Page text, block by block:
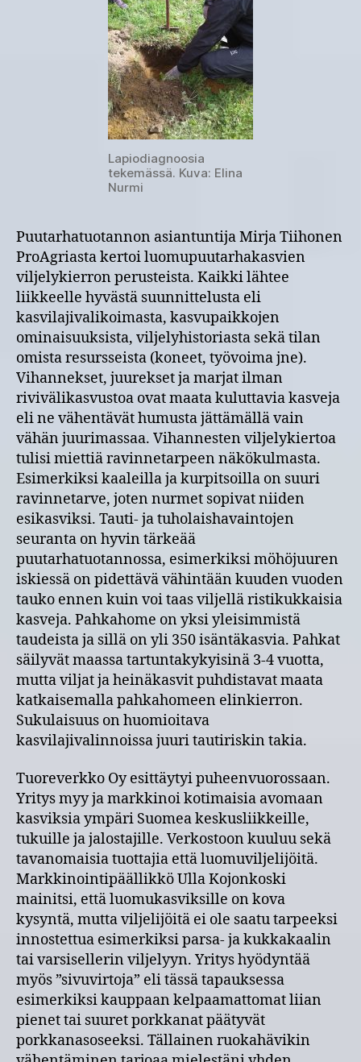
Lapiodiagnoosia
tekemässä. Kuva: Elina
Nurmi
Puutarhatuotannon asiantuntija Mirja Tiihonen
ProAgriasta kertoi luomupuutarhakasvien
viljelykierron perusteista. Kaikki lähtee
liikkeelle hyvästä suunnittelusta eli
kasvilajivalikoimasta, kasvupaikkojen
ominaisuuksista, viljelyhistoriasta sekä tilan
omista resursseista (koneet, työvoima jne).
Vihannekset, juurekset ja marjat ilman
rivivälikasvustoa ovat maata kuluttavia kasveja
eli ne vähentävät humusta jättämällä vain
vähän juurimassaa. Vihannesten viljelykiertoa
tulisi miettiä ravinnetarpeen näkökulmasta.
Esimerkiksi kaaleilla ja kurpitsoilla on suuri
ravinnetarve, joten nurmet sopivat niiden
esikasviksi. Tauti- ja tuholaishavaintojen
seuranta on hyvin tärkeää
puutarhatuotannossa, esimerkiksi möhöjuuren
iskiessä on pidettävä vähintään kuuden vuoden
tauko ennen kuin voi taas viljellä ristikukkaisia
kasveja. Pahkahome on yksi yleisimmistä
taudeista ja sillä on yli 350 isäntäkasvia. Pahkat
säilyvät maassa tartuntakykyisinä 3-4 vuotta,
mutta viljat ja heinäkasvit puhdistavat maata
katkaisemalla pahkahomeen elinkierron.
Sukulaisuus on huomioitava
kasvilajivalinnoissa juuri tautiriskin takia.
Tuoreverkko Oy esittäytyi puheenvuorossaan.
Yritys myy ja markkinoi kotimaisia avomaan
kasviksia ympäri Suomea keskusliikkeille,
tukuille ja jalostajille. Verkostoon kuuluu sekä
tavanomaisia tuottajia että luomuviljelijöitä.
Markkinointipäällikkö Ulla Kojonkoski
mainitsi, että luomukasviksille on kova
kysyntä, mutta viljelijöitä ei ole saatu tarpeeksi
innostettua esimerkiksi parsa- ja kukkakaalin
tai varsisellerin viljelyyn. Yritys hyödyntää
myös ”sivuvirtoja” eli tässä tapauksessa
esimerkiksi kauppaan kelpaamattomat liian
pienet tai suuret porkkanat päätyvät
porkkanasoseeksi. Tällainen ruokahävikin